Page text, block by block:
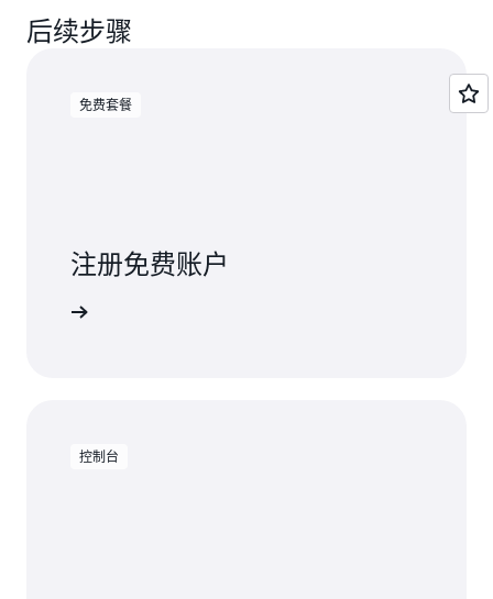
建数据库实例的自动备份。
SQL Server 数据库发布向导、Import/Export、AWS
后续步骤
免费套餐
注册免费账户
控制台